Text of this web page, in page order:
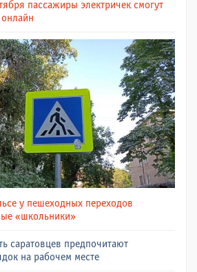
пассажиры электричек смогут
у пешеходных переходов
«школьники»
саратовцев предпочитают
на рабочем месте